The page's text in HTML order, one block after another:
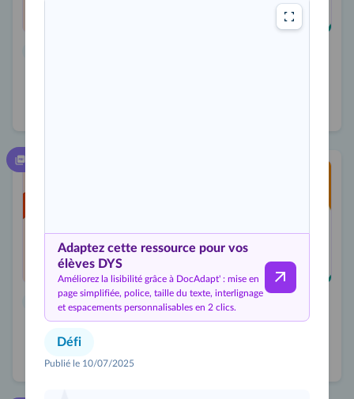
La forêt de Droitegradua
Adaptez cette ressource pour vos
élèves DYS
Améliorez la lisibilité grâce à DocAdapt' : mise en
page simplifiée, police, taille du texte, interlignage
et espacements personnalisables en 2 clics.
Défi
Publié le 10/07/2025